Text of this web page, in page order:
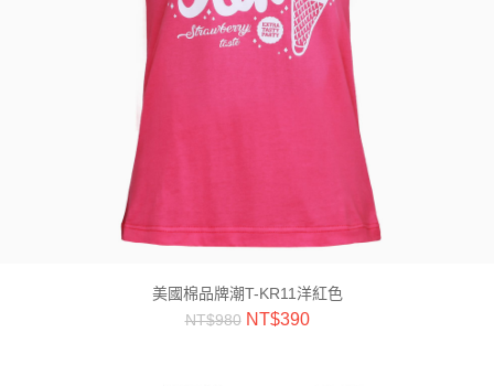
美國棉品牌潮T-KR11洋紅色
NT$980 NT$390